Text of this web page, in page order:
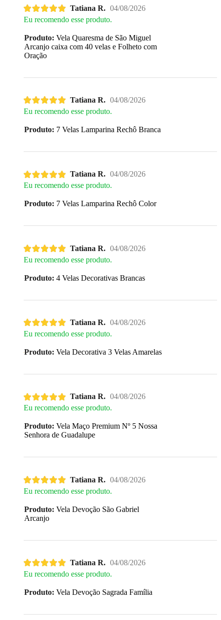
Tatiana R. 04/08/2026
Eu recomendo esse produto.
Produto: Vela Quaresma de São Miguel
Arcanjo caixa com 40 velas e Folheto com
Oração
Tatiana R. 04/08/2026
Eu recomendo esse produto.
Produto: 7 Velas Lamparina Rechô Branca
Tatiana R. 04/08/2026
Eu recomendo esse produto.
Produto: 7 Velas Lamparina Rechô Color
Tatiana R. 04/08/2026
Eu recomendo esse produto.
Produto: 4 Velas Decorativas Brancas
Tatiana R. 04/08/2026
Eu recomendo esse produto.
Produto: Vela Decorativa 3 Velas Amarelas
Tatiana R. 04/08/2026
Eu recomendo esse produto.
Produto: Vela Maço Premium Nº 5 Nossa
Senhora de Guadalupe
Tatiana R. 04/08/2026
Eu recomendo esse produto.
Produto: Vela Devoção São Gabriel
Arcanjo
Tatiana R. 04/08/2026
Eu recomendo esse produto.
Produto: Vela Devoção Sagrada Família